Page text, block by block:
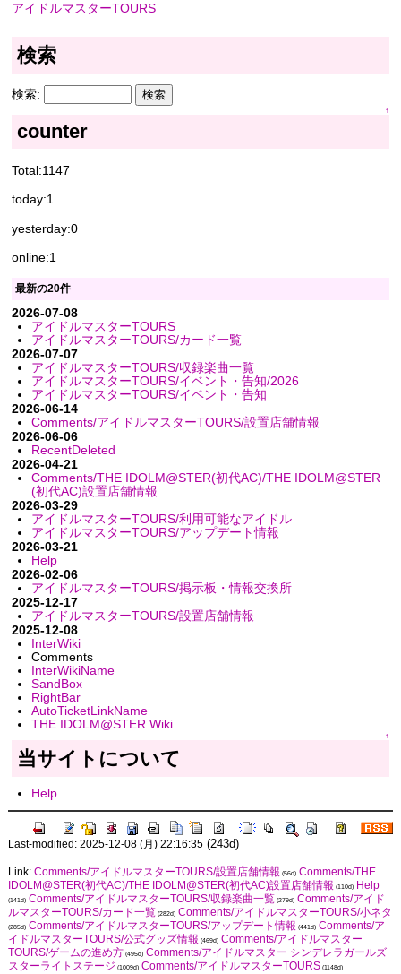
アイドルマスターTOURS
検索
検索:
↑
counter
Total:1147
today:1
yesterday:0
online:1
最新の20件
2026-07-08
アイドルマスターTOURS
アイドルマスターTOURS/カード一覧
2026-07-07
アイドルマスターTOURS/収録楽曲一覧
アイドルマスターTOURS/イベント・告知/2026
アイドルマスターTOURS/イベント・告知
2026-06-14
Comments/アイドルマスターTOURS/設置店舗情報
2026-06-06
RecentDeleted
2026-04-21
Comments/THE IDOLM@STER(初代AC)/THE IDOLM@STER
(初代AC)設置店舗情報
2026-03-29
アイドルマスターTOURS/利用可能なアイドル
アイドルマスターTOURS/アップデート情報
2026-03-21
Help
2026-02-06
アイドルマスターTOURS/掲示板・情報交換所
2025-12-17
アイドルマスターTOURS/設置店舗情報
2025-12-08
InterWiki
Comments
InterWikiName
SandBox
RightBar
AutoTicketLinkName
THE IDOLM@STER Wiki
↑
当サイトについて
Help
Last-modified: 2025-12-08 (月) 22:16:35(243d)
Link: Comments/アイドルマスターTOURS/設置店舗情報 (56d) Comments/THE
IDOLM@STER(初代AC)/THE IDOLM@STER(初代AC)設置店舗情報 (110d) Help
(141d) Comments/アイドルマスターTOURS/収録楽曲一覧 (279d) Comments/アイド
ルマスターTOURS/カード一覧 (282d) Comments/アイドルマスターTOURS/小ネタ
(285d) Comments/アイドルマスターTOURS/アップデート情報 (441d) Comments/ア
イドルマスターTOURS/公式グッズ情報 (469d) Comments/アイドルマスター
TOURS/ゲームの進め方 (495d) Comments/アイドルマスター シンデレラガールズ
スターライトステージ (1009d) Comments/アイドルマスターTOURS(1148d)